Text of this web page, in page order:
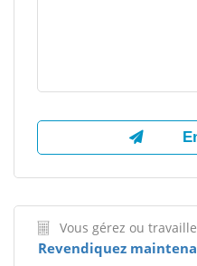
Vous gérez ou
Revendiquez